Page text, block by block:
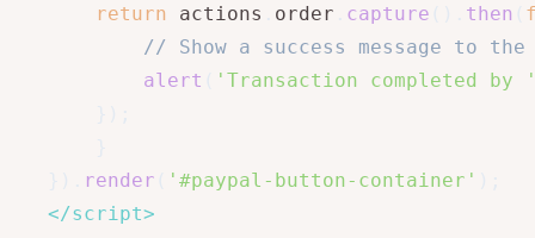
return actions order capture then
// Show a success message to the
alert
'Transaction completed by
render '#paypal-button-container'
</script>